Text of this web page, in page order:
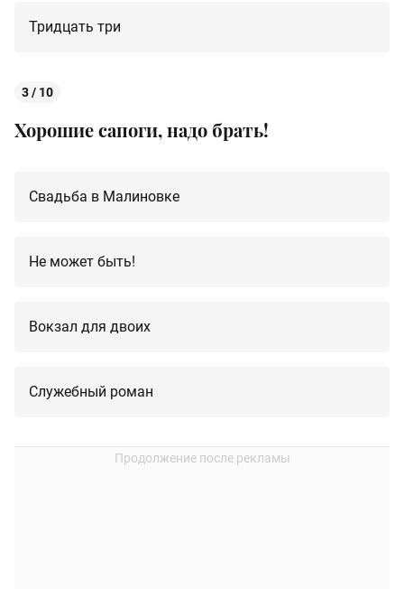
Тридцать три
3 / 10
Хорошие сапоги, надо брать!
Свадьба в Малиновке
Не может быть!
Вокзал для двоих
Служебный роман